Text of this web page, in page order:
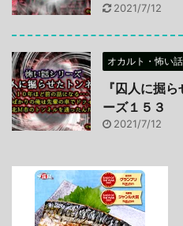
2021/7/12
オカルト・怖い話
『囚人に掘
ーズ１５３
2021/7/12